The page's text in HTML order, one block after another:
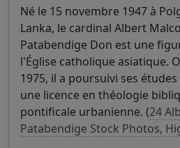
Né le 15 novembre 1947 à
Lanka, le cardinal Albert
Patabendige Don est une
l'Église catholique asiatique.
1975, il a poursuivi ses
une licence en théologie
pontificale urbanienne. (24
Patabendige Stock Photos,